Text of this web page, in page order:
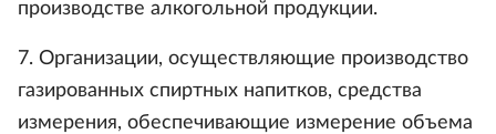
производстве алкогольной продукции.
7. Организации, осуществляющие производство
газированных спиртных напитков, средства
измерения, обеспечивающие измерение объема